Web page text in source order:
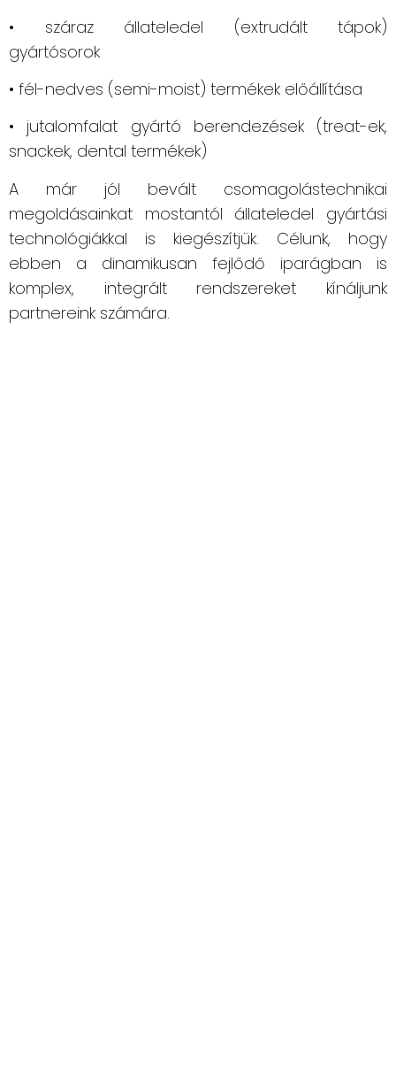
• száraz állateledel (extrudált tápok)
gyártósorok
• fél-nedves (semi-moist) termékek előállítása
• jutalomfalat gyártó berendezések (treat-ek,
snackek, dental termékek)
A már jól bevált csomagolástechnikai
megoldásainkat mostantól állateledel gyártási
technológiákkal is kiegészítjük. Célunk, hogy
ebben a dinamikusan fejlődő iparágban is
komplex, integrált rendszereket kínáljunk
partnereink számára.